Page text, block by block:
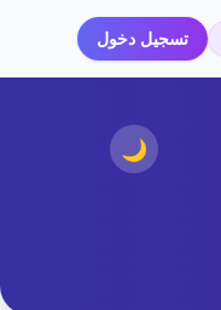
تسجيل دخول
🌙